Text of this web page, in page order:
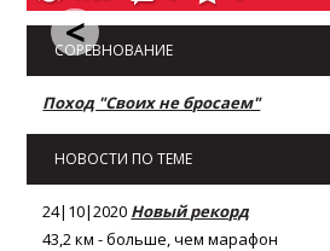
<
СОРЕВНОВАНИЕ
Поход "Своих не бросаем"
НОВОСТИ ПО ТЕМЕ
24|10|2020 Новый рекорд
43,2 км - больше, чем марафон